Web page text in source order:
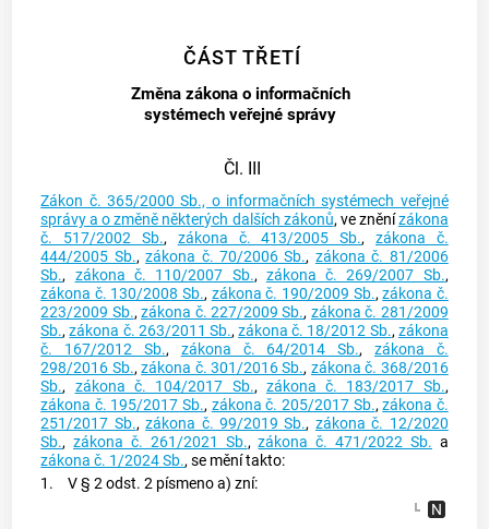
ČÁST TŘETÍ
Změna zákona o informačních
systémech veřejné správy
Čl. III
Zákon č. 365/2000 Sb., o informačních systémech veřejné
správy a o změně některých dalších zákonů, ve zněnízákona
č. 517/2002 Sb., zákona č. 413/2005 Sb., zákona č.
444/2005 Sb.,zákona č. 70/2006 Sb., zákona č. 81/2006
Sb., zákona č. 110/2007 Sb., zákona č. 269/2007 Sb.,
zákona č. 130/2008 Sb., zákona č. 190/2009 Sb.,zákona č.
223/2009 Sb.,zákona č. 227/2009 Sb., zákona č. 281/2009
Sb.,zákona č. 263/2011 Sb.,zákona č. 18/2012 Sb.,zákona
č. 167/2012 Sb., zákona č. 64/2014 Sb., zákona č.
298/2016 Sb.,zákona č. 301/2016 Sb., zákona č. 368/2016
Sb., zákona č. 104/2017 Sb., zákona č. 183/2017 Sb.,
zákona č. 195/2017 Sb., zákona č. 205/2017 Sb.,zákona č.
251/2017 Sb.,zákona č. 99/2019 Sb., zákona č. 12/2020
Sb.,zákona č. 261/2021 Sb.,zákona č. 471/2022 Sb. a
zákona č. 1/2024 Sb., se mění takto:
1.
V § 2 odst. 2 písmeno a) zní: